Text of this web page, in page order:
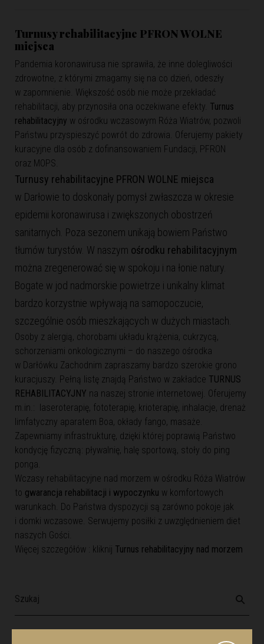
Turnusy rehabilitacyjne PFRON WOLNE
miejsca
Pandemia koronawirusa nie sprawiła, że inne dolegliwości
zdrowotne, z którymi zmagamy się na co dzień, odeszły
w zapomnienie. Większość osób nie może przekładać
rehabilitacji, aby przynosiła ona oczekiwane efekty. Turnus
rehabilitacyjny w ośrodku wczasowym Róża Wiatrów, pozwoli
Państwu przyspieszyć powrót do zdrowia. Oferujemy pakiety
kuracyjne dla osób z dofinansowaniem Fundacji, PFRON
oraz MOPS.
Turnusy rehabilitacyjne PFRON WOLNE miejsca
w Darłowie to doskonały pomysł zwłaszcza w okresie
epidemii koronawirusa i zwiększonych obostrzeń
sanitarnych. Poza sezonem unikają bowiem Państwo
tłumów turystów. W naszym ośrodku rehabilitacyjnym
można zregenerować się w spokoju i na łonie natury.
Bogate w jod nadmorskie powietrze i unikalny klimat
bardzo korzystnie wpływają na samopoczucie,
szczególnie osób mieszkających w dużych miastach.
Osoby z alergią, chorobami układu krążenia, cukrzycą,
schorzeniami onkologicznymi – do naszego ośrodka
w Darłówku Zachodnim zapraszamy bardzo szerokie grono
kuracjuszy. Pełną listę znajdą Państwo w zakładce TURNUS
REHABILITACYJNY na naszej stronie internetowej. Oferujemy
m.in.: laseroterapię, fototerapię, krioterapię, inhalacje, drenaż
limfatyczny aparatem Boa, okłady fango, masaże.
Zapewniamy infrastrukturę, dzięki której poprawią Państwo
kondycję fizyczną: pływalnię, halę sportową, stoły do ping
ponga.
Wczasy rehabilitacyjne nad morzem w ośrodku Róża Wiatrów
to gwarancja rehabilitacji i wypoczynku w komfortowych
warunkach. Do Państwa dyspozycji są zarówno pokoje jak
i domki wczasowe. Serwujemy posiłki z uwzględnieniem diet
naszych Gości.
Więcej szczegółów : kliknij Turnus rehabilitacyjny nad morzem